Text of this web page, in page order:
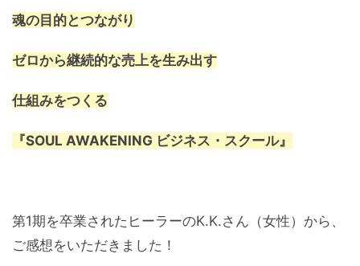
魂の目的とつながり
ゼロから継続的な売上を生み出す
仕組みをつくる
『SOUL AWAKENING ビジネス・スクール』
第1期を卒業されたヒーラーのK.K.さん（女性）から、
ご感想をいただきました！